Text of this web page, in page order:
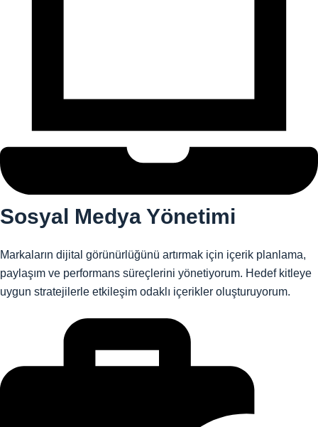
Sosyal Medya Yönetimi
Markaların dijital görünürlüğünü artırmak için içerik planlama,
paylaşım ve performans süreçlerini yönetiyorum. Hedef kitleye
uygun stratejilerle etkileşim odaklı içerikler oluşturuyorum.